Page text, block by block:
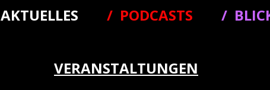
AKTUELLES PODCASTS
VERANSTALTUNGEN